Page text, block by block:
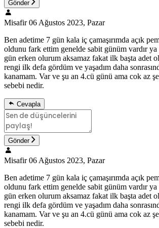
Gönder
Misafir 06 Ağustos 2023, Pazar
Ben adetime 7 gün kala iç çamaşırımda açık
oldunu fark ettim genelde sabit günüm vardır
gün erken olurum aksamaz fakat ilk başta adet
rengi ilk defa gördüm ve yaşadım daha
kanamam. Var ve şu an 4.cü günü ama cok az
sebebi nedir.
Cevapla
Gönder
Misafir 06 Ağustos 2023, Pazar
Ben adetime 7 gün kala iç çamaşırımda açık
oldunu fark ettim genelde sabit günüm vardır
gün erken olurum aksamaz fakat ilk başta adet
rengi ilk defa gördüm ve yaşadım daha
kanamam. Var ve şu an 4.cü günü ama cok az
sebebi nedir.